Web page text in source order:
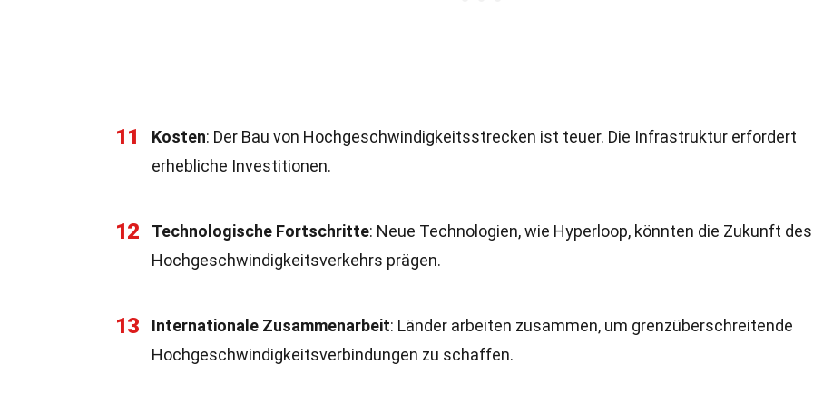
11 Kosten: Der Bau von Hochgeschwindigkeitsstrecken ist teuer. Die Infrastruktur erfordert
erhebliche Investitionen.
12 Technologische Fortschritte: Neue Technologien, wie Hyperloop, könnten die Zukunft des
Hochgeschwindigkeitsverkehrs prägen.
13 Internationale Zusammenarbeit: Länder arbeiten zusammen, um grenzüberschreitende
Hochgeschwindigkeitsverbindungen zu schaffen.